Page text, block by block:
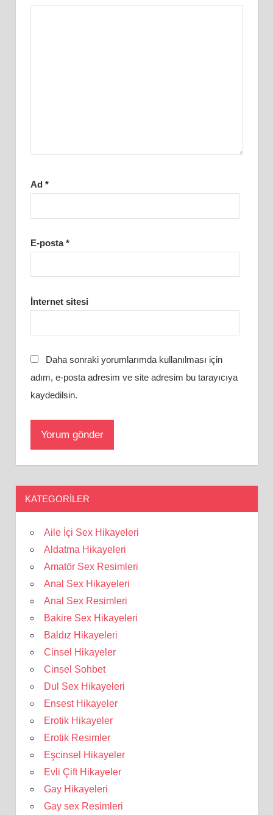
Ad *
E-posta*
İnternet sitesi
Daha sonraki yorumlarımda kullanılması için
adım, e-posta adresim ve site adresim bu tarayıcıya
kaydedilsin.
KATEGORILER
Aile İçi Sex Hikayeleri
Aldatma Hikayeleri
Amatör Sex Resimleri
Anal Sex Hikayeleri
Anal Sex Resimleri
Bakire Sex Hikayeleri
Baldız Hikayeleri
Cinsel Hikayeler
Cinsel Sohbet
Dul Sex Hikayeleri
Ensest Hikayeler
Erotik Hikayeler
Erotik Resimler
Eşcinsel Hikayeler
Evli Çift Hikayeler
Gay Hikayeleri
Gay sex Resimleri